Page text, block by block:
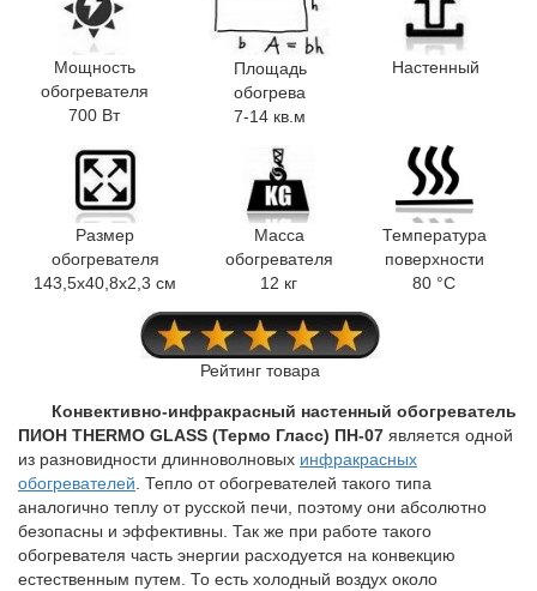
Мощность
обогревателя
700 Вт
Площадь
обогрева
7-14 кв.м
Настенный
Размер
обогревателя
143,5x40,8x2,3 см
Масса
обогревателя
12 кг
Температура
поверхности
80 °C
Рейтинг товара
Конвективно-инфракрасный настенный обогреватель
ПИОН THERMO GLASS (Термо Гласc) ПН-07 является одной
из разновидности длинноволновых инфракрасных
обогревателей . Тепло от обогревателей такого типа
аналогично теплу от русской печи, поэтому они абсолютно
безопасны и эффективны. Так же при работе такого
обогревателя часть энергии расходуется на конвекцию
естественным путем. То есть холодный воздух около